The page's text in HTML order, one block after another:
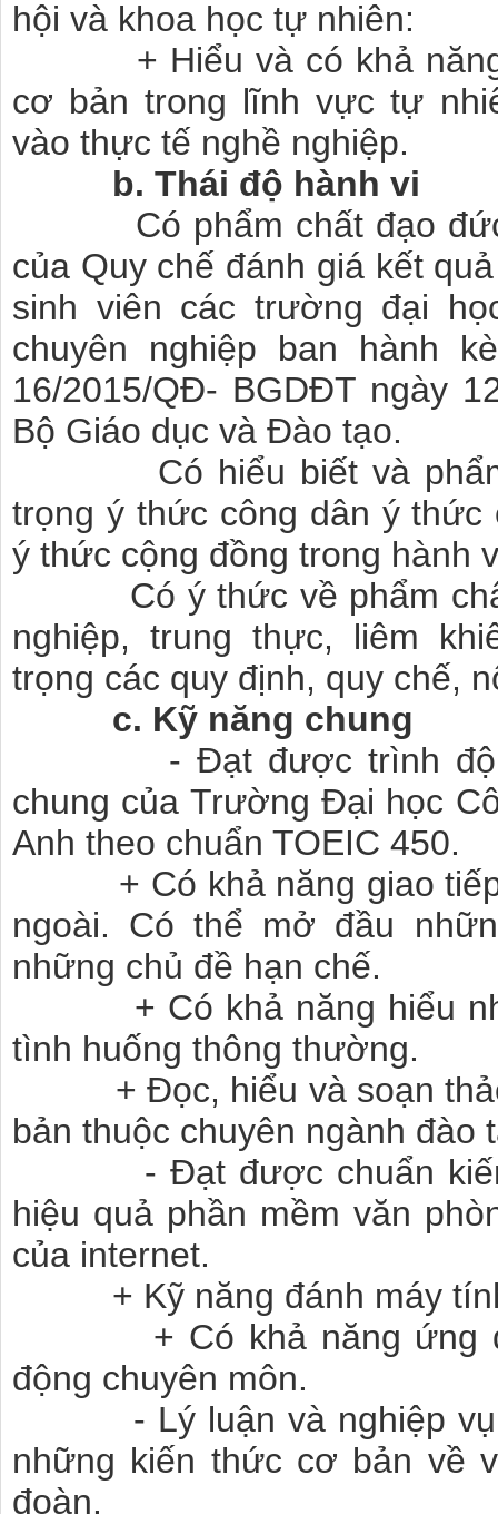
hội và khoa học tự nhiên:
+ Hiểu và có khả năng
cơ bản trong lĩnh vực tự
vào thực tế nghề nghiệp.
b. Thái độ hành vi
Có phẩm chất đạo đức
của Quy chế đánh giá kết
sinh viên các trường đại
chuyên nghiệp ban hành
16/2015/QĐ- BGDĐT ngày
Bộ Giáo dục và Đào tạo.
Có hiểu biết và phẩm
trọng ý thức công dân ý thức
ý thức cộng đồng trong hành
Có ý thức về phẩm
nghiệp, trung thực, liêm
trọng các quy định, quy chế,
c. Kỹ năng chung
- Đạt được trình độ
chung của Trường Đại học
Anh theo chuẩn TOEIC 450.
+ Có khả năng giao tiếp
ngoài. Có thể mở đầu
những chủ đề hạn chế.
+ Có khả năng hiểu
tình huống thông thường.
+ Đọc, hiểu và soạn thảo
bản thuộc chuyên ngành đào
- Đạt được chuẩn kiến
hiệu quả phần mềm văn
của internet.
+ Kỹ năng đánh máy
+ Có khả năng ứng
động chuyên môn.
- Lý luận và nghiệp vụ
những kiến thức cơ bản về
đoàn.